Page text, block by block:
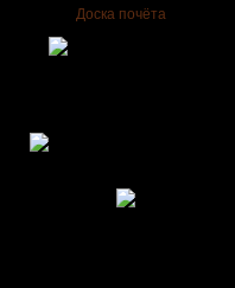
Доска почёта